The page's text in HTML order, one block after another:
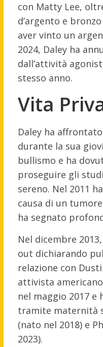
con Matty Lee,
d’argento e
aver vinto un
2024, Daley ha
dall’attività
stesso anno.
Vita
Daley ha
durante la sua
bullismo e ha
proseguire gli
sereno. Nel 2011
causa di un
ha segnato
Nel dicembre
out dichiarando
relazione con
attivista
nel maggio 2017 e
tramite maternità
(nato nel 2018) e
2023).